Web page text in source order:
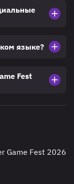
языке?
Fest
Game Fest 2026